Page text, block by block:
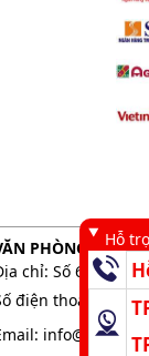
PHÒNG GIAO
chỉ: Số 6 kênh
điện thoại:
0983
Hỗ